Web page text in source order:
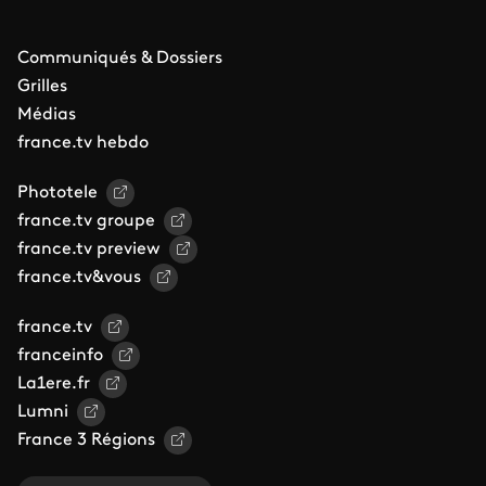
Communiqués & Dossiers
Grilles
Médias
france.tv hebdo
Phototele
france.tv groupe
france.tv preview
france.tv&vous
france.tv
franceinfo
La1ere.fr
Lumni
France 3 Régions